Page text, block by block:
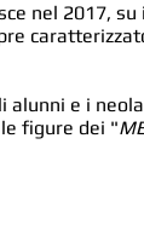
nel 2017,
e i
figure dei "